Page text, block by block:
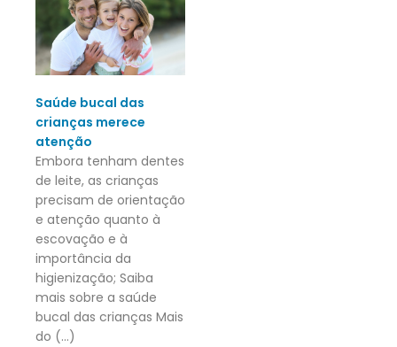
Saúde bucal das
crianças merece
atenção
Embora tenham dentes
de leite, as crianças
precisam de orientação
e atenção quanto à
escovação e à
importância da
higienização; Saiba
mais sobre a saúde
bucal das crianças Mais
do (...)